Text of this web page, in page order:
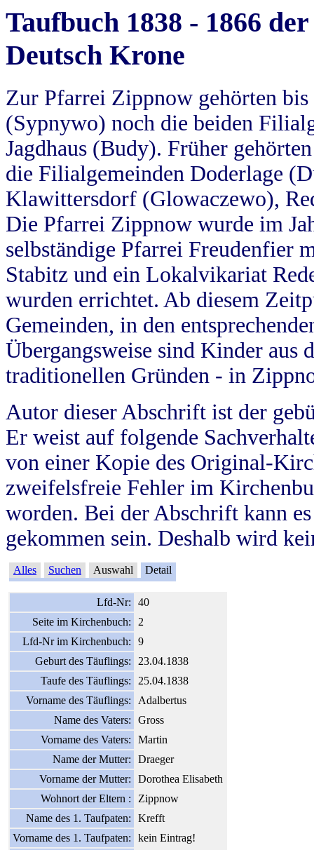
Taufbuch 1838 - 1866
Deutsch Krone
Zur Pfarrei Zippnow gehörten
(Sypnywo) noch die beiden
Jagdhaus (Budy). Früher
die Filialgemeinden Doderlage
Klawittersdorf (Glowaczewo),
Die Pfarrei Zippnow wurde im
selbständige Pfarrei Freudenfier
Stabitz und ein Lokalvikariat
wurden errichtet. Ab diesem
Gemeinden, in den
Übergangsweise sind Kinder aus
traditionellen Gründen - in
Autor dieser Abschrift ist der
Er weist auf folgende
von einer Kopie des Original-
zweifelsfreie Fehler im
worden. Bei der Abschrift kann
gekommen sein. Deshalb wird
Alles Suchen Auswahl Detail
Lfd-Nr:
40
Seite im Kirchenbuch:
2
Lfd-Nr im Kirchenbuch:
9
Geburt des Täuflings:
23.04.1838
Taufe des Täuflings:
25.04.1838
Vorname des Täuflings:
Adalbertus
Name des Vaters:
Gross
Vorname des Vaters:
Martin
Name der Mutter:
Draeger
Vorname der Mutter:
Dorothea Elisabeth
Wohnort der Eltern :
Zippnow
Name des 1. Taufpaten:
Krefft
Vorname des 1. Taufpaten:
kein Eintrag!